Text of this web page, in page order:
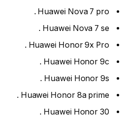
Huawei Nova 7 pro .
Huawei Nova 7 se .
Huawei Honor 9x Pro .
Huawei Honor 9c .
Huawei Honor 9s .
Huawei Honor 8a prime .
Huawei Honor 30 .